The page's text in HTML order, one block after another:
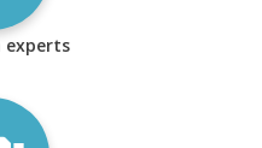
experts